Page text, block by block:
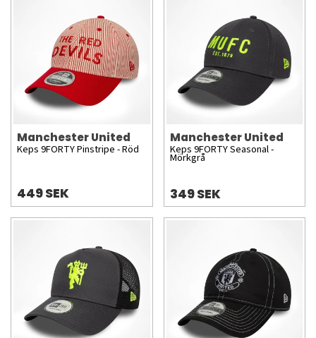
Manchester United
Keps 9FORTY Pinstripe - Röd
449 SEK
Manchester United
Keps 9FORTY Seasonal -
Mörkgrå
349 SEK